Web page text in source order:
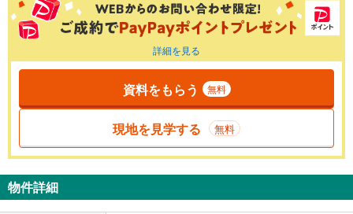
詳細を見る
資料をもらう 無料
現地を見学する 無料
物件詳細